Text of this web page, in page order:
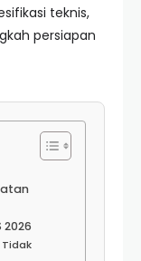
teknis,
persiapan
2026
Tidak